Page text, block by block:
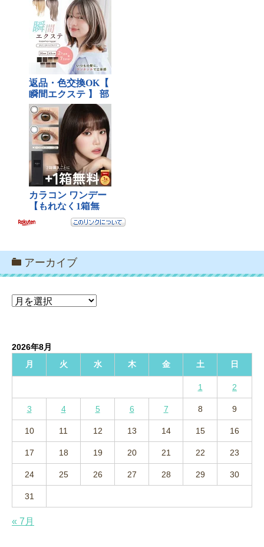
アーカイブ
ア
ブ
2026年8月
月
火 水 木 金 土 日
1 2
3 4 5 6 7 8 9
10 11 12 13 14 15 16
17 18 19 20 21 22 23
24 25 26 27 28 29 30
31
« 7月